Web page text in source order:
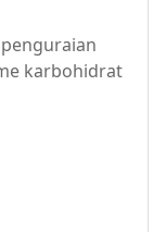
karbohidrat